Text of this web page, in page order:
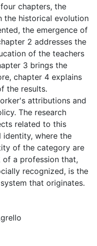
chapters, the
the historical evolution
the emergence of
2 addresses the
of the teachers
3 brings the
chapter 4 explains
the results.
attributions and
The research
related to this
where the
of the category are
a profession that,
recognized, is the
that originates.